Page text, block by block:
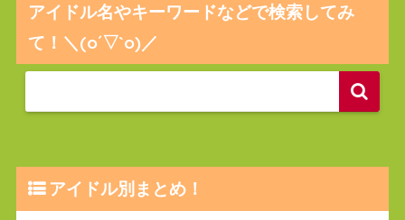
アイドル名やキーワードなどで検索してみ
て！＼(o´▽`o)／
アイドル別まとめ！